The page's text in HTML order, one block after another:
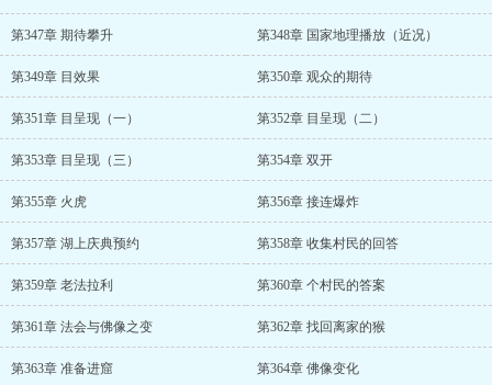
第347章 期待攀升 第348章 国家地理播放（近况）
第349章 目效果 第350章 观众的期待
第351章 目呈现（一） 第352章 目呈现（二）
第353章 目呈现（三） 第354章 双开
第355章 火虎 第356章 接连爆炸
第357章 湖上庆典预约 第358章 收集村民的回答
第359章 老法拉利 第360章 个村民的答案
第361章 法会与佛像之变 第362章 找回离家的猴
第363章 准备进窟 第364章 佛像变化